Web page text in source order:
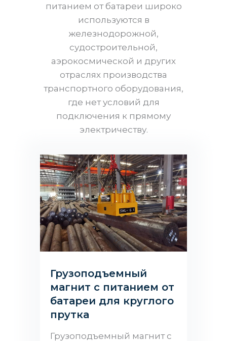
питанием от батареи широко
используются в
железнодорожной,
судостроительной,
аэрокосмической и других
отраслях производства
транспортного оборудования,
где нет условий для
подключения к прямому
электричеству.
Грузоподъемный
магнит с питанием от
батареи для круглого
прутка
Грузоподъемный магнит с